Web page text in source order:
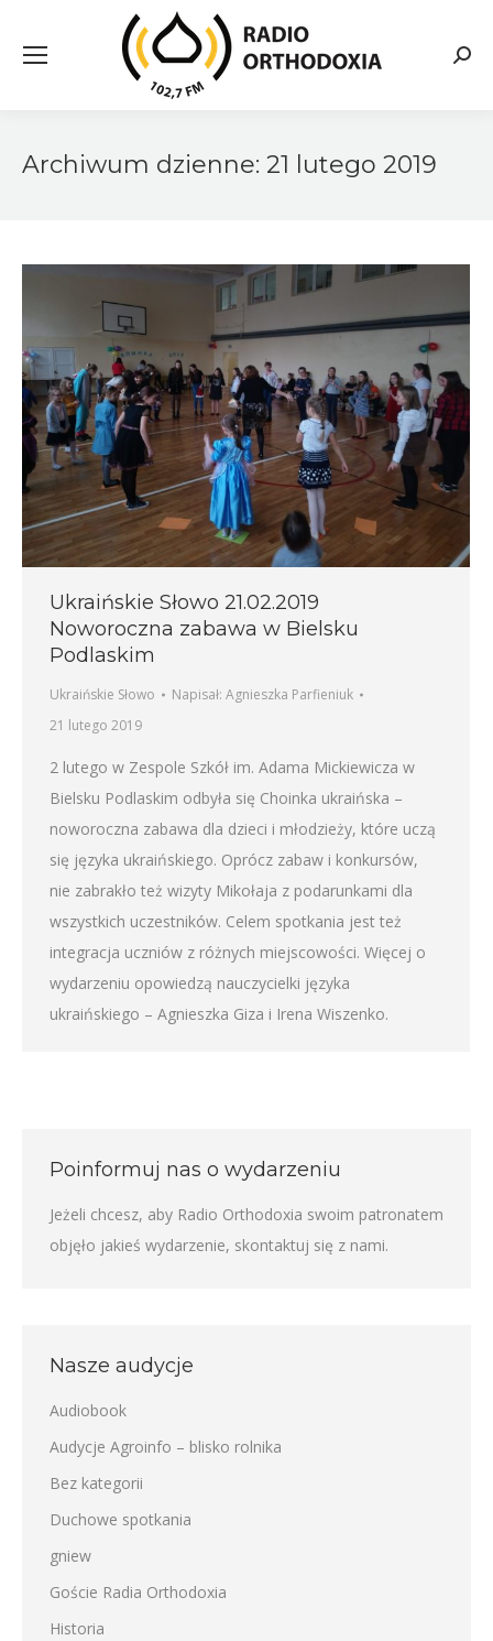
Archiwum dzienne: 21 lutego 2019
Ukraińskie Słowo 21.02.2019
Noworoczna zabawa w Bielsku
Podlaskim
Ukraińskie Słowo Napisał: Agnieszka Parfieniuk
21 lutego 2019
2 lutego w Zespole Szkół im. Adama Mickiewicza w
Bielsku Podlaskim odbyła się Choinka ukraińska –
noworoczna zabawa dla dzieci i młodzieży, które uczą
się języka ukraińskiego. Oprócz zabaw i konkursów,
nie zabrakło też wizyty Mikołaja z podarunkami dla
wszystkich uczestników. Celem spotkania jest też
integracja uczniów z różnych miejscowości. Więcej o
wydarzeniu opowiedzą nauczycielki języka
ukraińskiego – Agnieszka Giza i Irena Wiszenko.
Poinformuj nas o wydarzeniu
Jeżeli chcesz, aby Radio Orthodoxia swoim patronatem
objęło jakieś wydarzenie, skontaktuj się z nami.
Nasze audycje
Audiobook
Audycje Agroinfo – blisko rolnika
Bez kategorii
Duchowe spotkania
gniew
Goście Radia Orthodoxia
Historia